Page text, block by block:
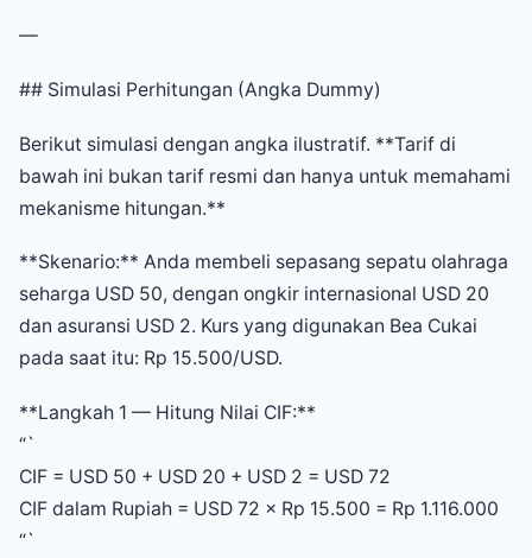
—
## Simulasi Perhitungan (Angka Dummy)
Berikut simulasi dengan angka ilustratif. **Tarif di
bawah ini bukan tarif resmi dan hanya untuk memahami
mekanisme hitungan.**
**Skenario:** Anda membeli sepasang sepatu olahraga
seharga USD 50, dengan ongkir internasional USD 20
dan asuransi USD 2. Kurs yang digunakan Bea Cukai
pada saat itu: Rp 15.500/USD.
**Langkah 1 — Hitung Nilai CIF:**
“`
CIF = USD 50 + USD 20 + USD 2 = USD 72
CIF dalam Rupiah = USD 72 × Rp 15.500 = Rp 1.116.000
“`